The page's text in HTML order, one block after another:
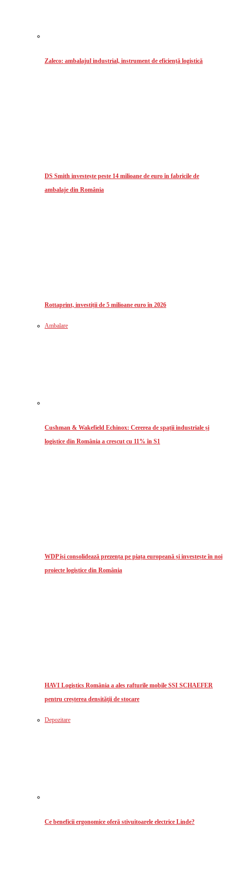
Zaleco: ambalajul industrial, instrument de eficiență logistică
DS Smith investește peste 14 milioane de euro în fabricile de
ambalaje din România
Rottaprint, investiții de 5 milioane euro în 2026
Ambalare
Cushman & Wakefield Echinox: Cererea de spații industriale și
logistice din România a crescut cu 11% în S1
WDP își consolidează prezența pe piața europeană și investește în noi
proiecte logistice din România
HAVI Logistics România a ales rafturile mobile SSI SCHAEFER
pentru creșterea densităţii de stocare
Depozitare
Ce beneficii ergonomice oferă stivuitoarele electrice Linde?